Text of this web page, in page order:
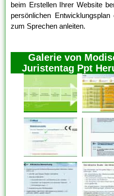
beim Erstellen Ihrer Website
persönlichen
zum Sprechen anleiten.
Galerie von
Juristentag Ppt